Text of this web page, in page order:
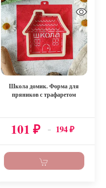
Школа домик. Форма для
пряников с трафаретом
101₽ – 194₽